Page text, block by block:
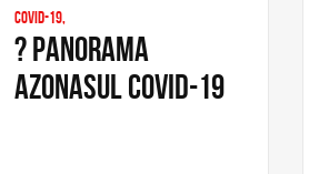
Covid-19,
? PANORAMA
AZONASUL COVID-19